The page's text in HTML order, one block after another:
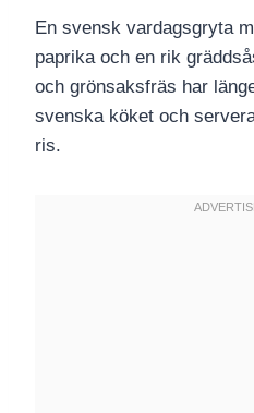
En svensk vardagsgryta
paprika och en rik
och grönsaksfräs har
svenska köket och
ris.